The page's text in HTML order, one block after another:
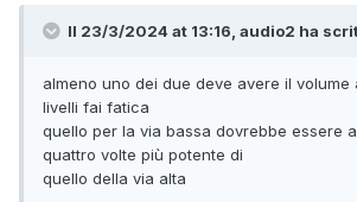
Il 23/3/2024 at 13:16, audio2 ha
almeno uno dei due deve avere il volume
livelli fai fatica
quello per la via bassa dovrebbe essere
quattro volte più potente di
quello della via alta